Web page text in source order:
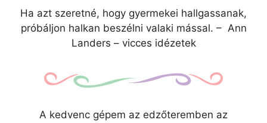
Ha azt szeretné, hogy gyermekei hallgassanak,
próbáljon halkan beszélni valaki mással. – Ann
Landers – vicces idézetek
A kedvenc gépem az edzőteremben az